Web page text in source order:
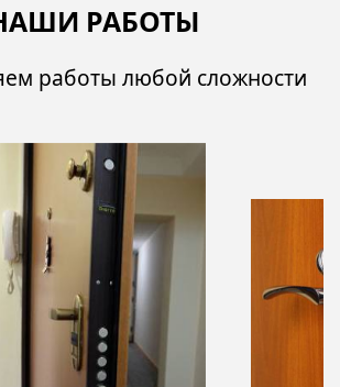
РАБОТЫ
работы любой сложности